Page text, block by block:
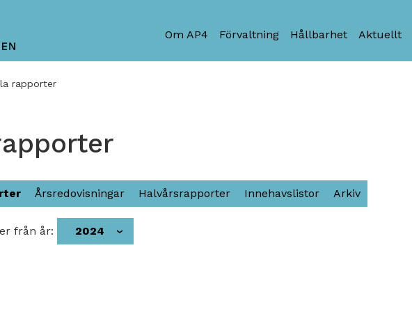
Om AP4 Förvaltning Hållbarhet Aktuellt
rapporter
Årsredovisningar Halvårsrapporter Innehavslistor Arkiv
från år: 2024